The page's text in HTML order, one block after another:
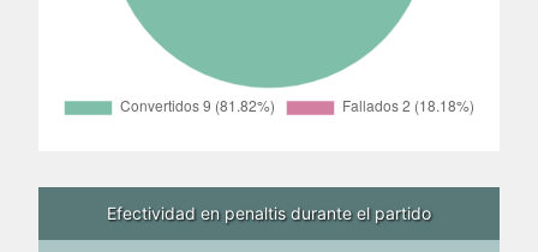
Efectividad en penaltis durante el partido